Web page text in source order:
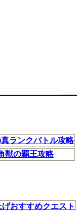
ランクバトル攻略
獣の覇王攻略
げおすすめクエスト